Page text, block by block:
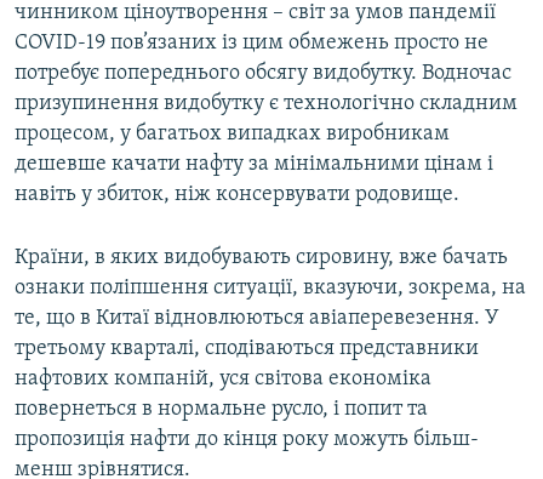
чинником ціноутворення – світ за умов пандемії
COVID-19 пов’язаних із цим обмежень просто не
потребує попереднього обсягу видобутку. Водночас
призупинення видобутку є технологічно складним
процесом, у багатьох випадках виробникам
дешевше качати нафту за мінімальними цінам і
навіть у збиток, ніж консервувати родовище.
Країни, в яких видобувають сировину, вже бачать
ознаки поліпшення ситуації, вказуючи, зокрема, на
те, що в Китаї відновлюються авіаперевезення. У
третьому кварталі, сподіваються представники
нафтових компаній, уся світова економіка
повернеться в нормальне русло, і попит та
пропозиція нафти до кінця року можуть більш-
менш зрівнятися.